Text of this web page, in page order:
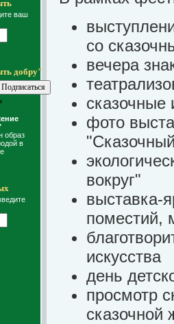
ваш
добру"
образ
в
со
вечера
сказочные
фото
вокруг"
выставка-
поместий,
искусства
день
просмотр
сказочной